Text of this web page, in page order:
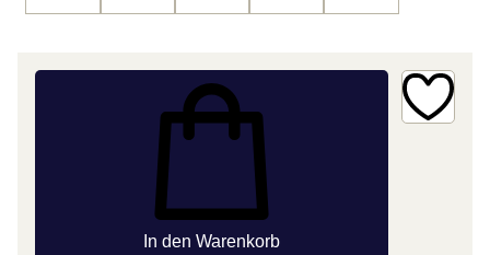
In den Warenkorb